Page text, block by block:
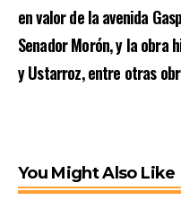
en valor de la avenida
Senador Morón, y la obra
y Ustarroz, entre otras
You Might Also Like